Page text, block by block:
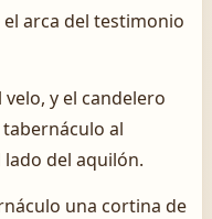
arca del testimonio
y el candelero
al
del aquilón.
una cortina de